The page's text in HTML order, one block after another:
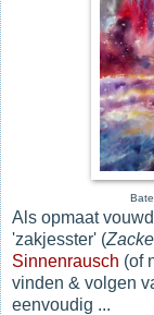
Als opmaat
'zakjesster' (
Sinnenrausch (of
vinden & volgen
eenvoudig ...